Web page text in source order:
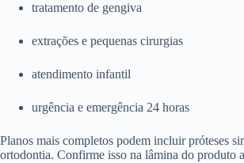
tratamento de gengiva
extrações e pequenas cirurgias
atendimento infantil
urgência e emergência 24 horas
Planos mais completos podem incluir próteses
ortodontia. Confirme isso na lâmina do produto